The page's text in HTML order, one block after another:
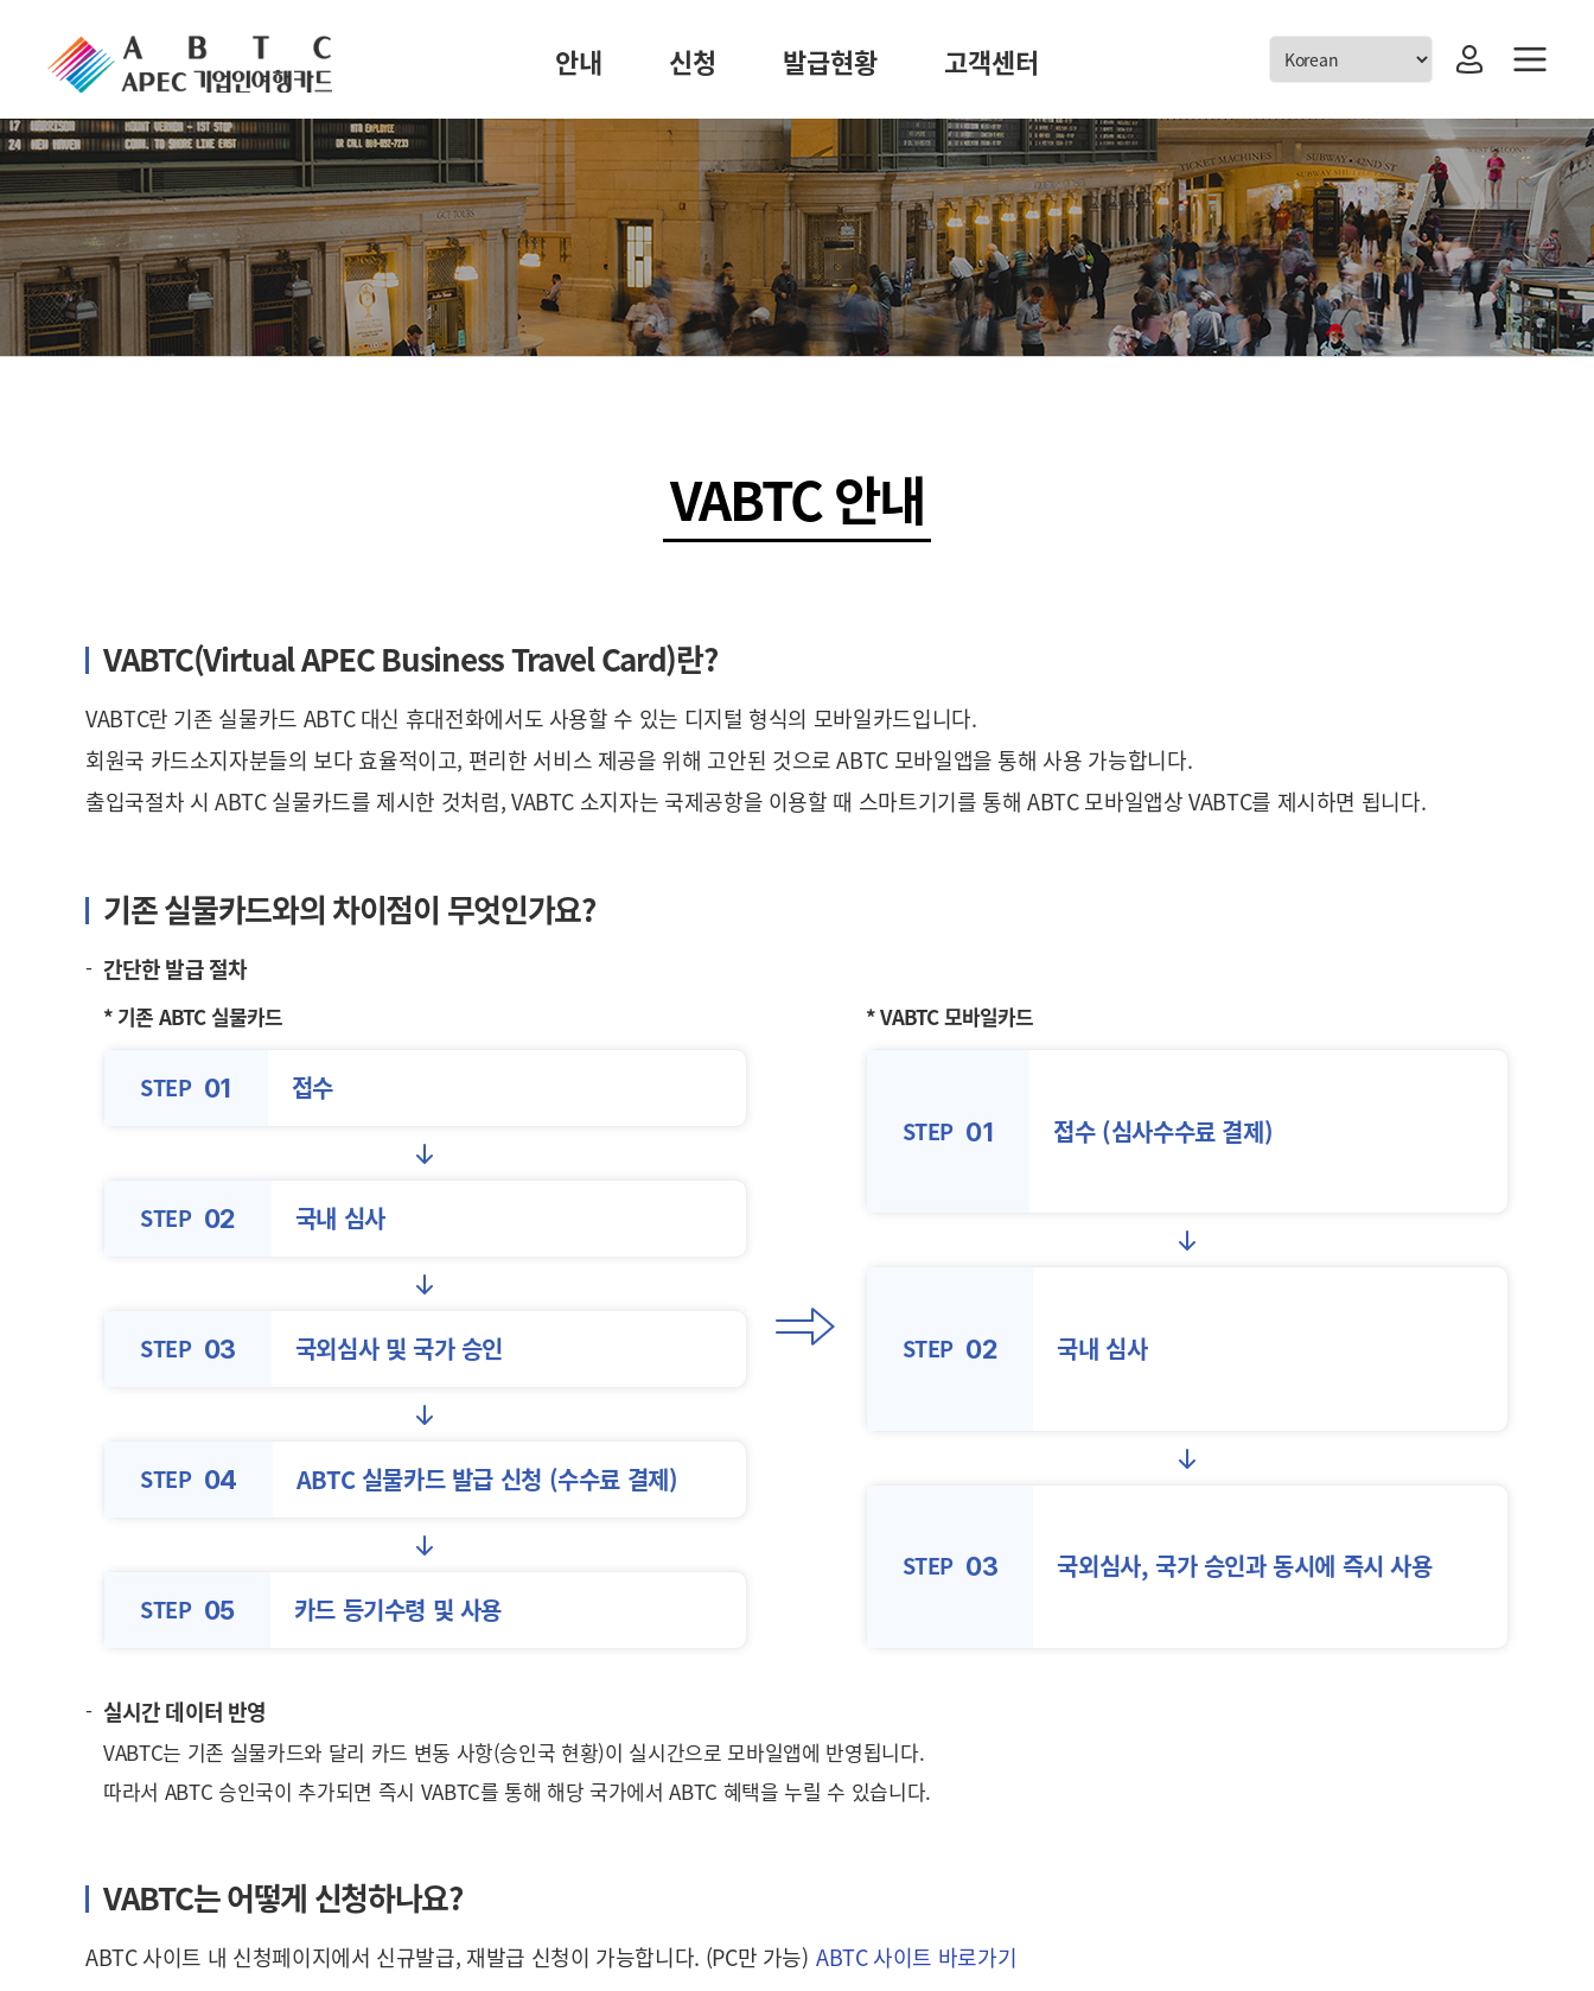
안내 신청 발급현황 고객센터
VABTC 안내
VABTC(Virtual APEC Business Travel Card)란?
VABTC란 기존 실물카드 ABTC 대신 휴대전화에서도 사용할 수 있는 디지털 형식의 모바일카드입니다.
회원국 카드소지자분들의 보다 효율적이고, 편리한 서비스 제공을 위해 고안된 것으로 ABTC 모바일앱을 통해 사용 가능합니다.
출입국절차 시 ABTC 실물카드를 제시한 것처럼, VABTC 소지자는 국제공항을 이용할 때 스마트기기를 통해 ABTC 모바일앱상 VABTC를 제시하면 됩니다.
기존 실물카드와의 차이점이 무엇인가요?
간단한 발급 절차
* 기존 ABTC 실물카드
STEP 01 접수
STEP 02 국내 심사
STEP 03 국외심사 및국가 승인
STEP 04 ABTC 실물카드 발급 신청 (수수료 결제)
STEP 05 카드 등기수령 및 사용
* VABTC 모바일카드
STEP 01 접수 (심사수수료 결제)
STEP 02 국내 심사
STEP 03 국외심사, 국가 승인과 동시에 즉시 사용
실시간 데이터 반영
VABTC는 기존 실물카드와 달리 카드 변동 사항(승인국 현황)이 실시간으로 모바일앱에 반영됩니다.
따라서 ABTC 승인국이 추가되면 즉시 VABTC를 통해 해당 국가에서 ABTC 혜택을 누릴 수 있습니다.
VABTC는 어떻게 신청하나요?
ABTC 사이트 내 신청페이지에서 신규발급, 재발급 신청이 가능합니다. (PC만 가능) ABTC 사이트 바로가기